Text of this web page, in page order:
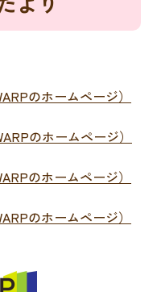
のホームページ）
のホームページ）
のホームページ）
のホームページ）